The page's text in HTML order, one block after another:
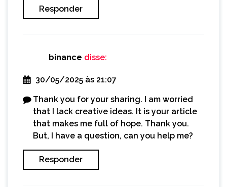
Responder
binance disse:
30/05/2025 às 21:07
Thank you for your sharing. I am worried
that I lack creative ideas. It is your article
that makes me full of hope. Thank you.
But, I have a question, can you help me?
Responder